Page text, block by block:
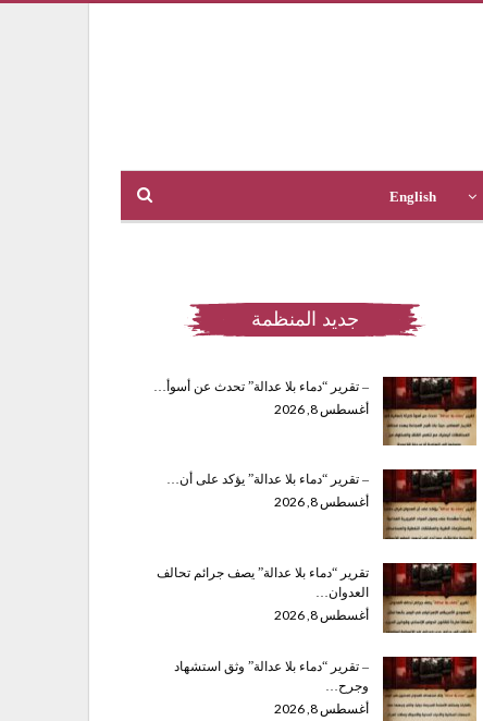
English
جديد المنظمة
– تقرير “دماء بلا عدالة” تحدث عن أسوأ…
أغسطس 8, 2026
– تقرير “دماء بلا عدالة” يؤكد على أن…
أغسطس 8, 2026
تقرير “دماء بلا عدالة” يصف جرائم تحالف
العدوان…
أغسطس 8, 2026
– تقرير “دماء بلا عدالة” وثق استشهاد
وجرح…
أغسطس 8, 2026